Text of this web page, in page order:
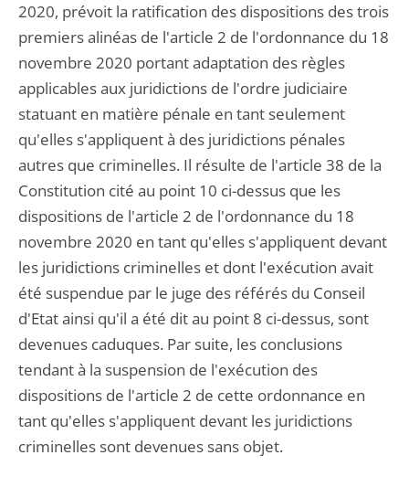
2020, prévoit la ratification des dispositions des trois
premiers alinéas de l'article 2 de l'ordonnance du 18
novembre 2020 portant adaptation des règles
applicables aux juridictions de l'ordre judiciaire
statuant en matière pénale en tant seulement
qu'elles s'appliquent à des juridictions pénales
autres que criminelles. Il résulte de l'article 38 de la
Constitution cité au point 10 ci-dessus que les
dispositions de l'article 2 de l'ordonnance du 18
novembre 2020 en tant qu'elles s'appliquent devant
les juridictions criminelles et dont l'exécution avait
été suspendue par le juge des référés du Conseil
d'Etat ainsi qu'il a été dit au point 8 ci-dessus, sont
devenues caduques. Par suite, les conclusions
tendant à la suspension de l'exécution des
dispositions de l'article 2 de cette ordonnance en
tant qu'elles s'appliquent devant les juridictions
criminelles sont devenues sans objet.